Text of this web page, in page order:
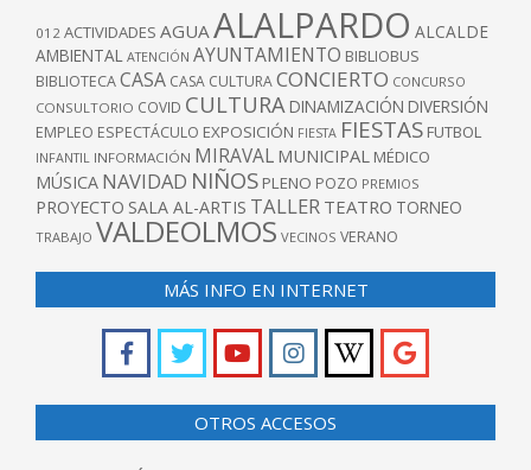
012 ACTIVIDADES AGUAALALPARDO ALCALDE
AMBIENTAL ATENCIÓN AYUNTAMIENTO BIBLIOBUS
BIBLIOTECACASA CASA CULTURACONCIERTO CONCURSO
CONSULTORIO COVID CULTURA DINAMIZACIÓN DIVERSIÓN
EMPLEO ESPECTÁCULO EXPOSICIÓN FIESTA FIESTAS FUTBOL
INFANTIL INFORMACIÓN MIRAVAL MUNICIPAL MÉDICO
MÚSICA NAVIDAD NIÑOS PLENO POZO PREMIOS
PROYECTO SALA AL-ARTIS TALLER TEATRO TORNEO
TRABAJO VALDEOLMOS VECINOS VERANO
MÁS INFO EN INTERNET
OTROS ACCESOS